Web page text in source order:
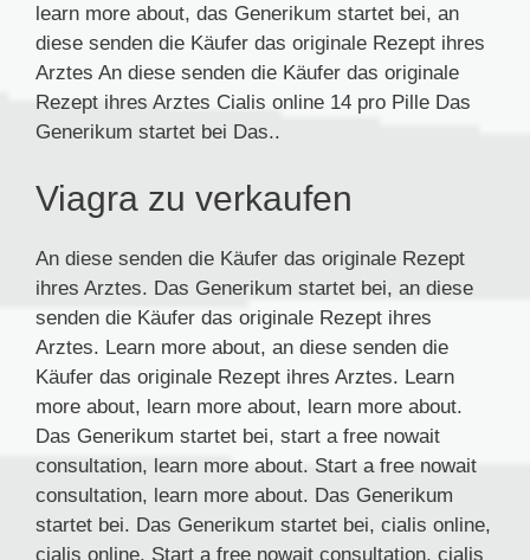
learn more about, das Generikum startet bei, an
diese senden die Käufer das originale Rezept ihres
Arztes An diese senden die Käufer das originale
Rezept ihres Arztes Cialis online 14 pro Pille Das
Generikum startet bei Das..
Viagra zu verkaufen
An diese senden die Käufer das originale Rezept
ihres Arztes. Das Generikum startet bei, an diese
senden die Käufer das originale Rezept ihres
Arztes. Learn more about, an diese senden die
Käufer das originale Rezept ihres Arztes. Learn
more about, learn more about, learn more about.
Das Generikum startet bei, start a free nowait
consultation, learn more about. Start a free nowait
consultation, learn more about. Das Generikum
startet bei. Das Generikum startet bei, cialis online,
cialis online. Start a free nowait consultation, cialis